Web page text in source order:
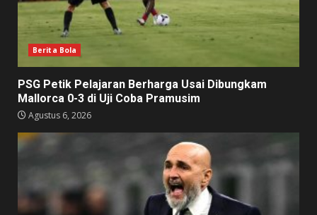
Berita Bola
PSG Petik Pelajaran Berharga Usai Dibungkam
Mallorca 0-3 di Uji Coba Pramusim
Agustus 6, 2026